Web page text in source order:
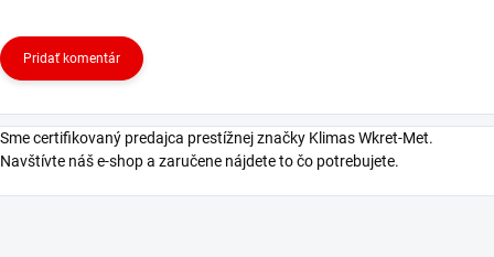
Pridať komentár
Sme certifikovaný predajca prestížnej značky Klimas Wkret-Met.
Navštívte náš e-shop a zaručene nájdete to čo potrebujete.